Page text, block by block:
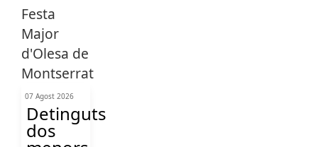
07 Agost 2026
Detinguts
dos